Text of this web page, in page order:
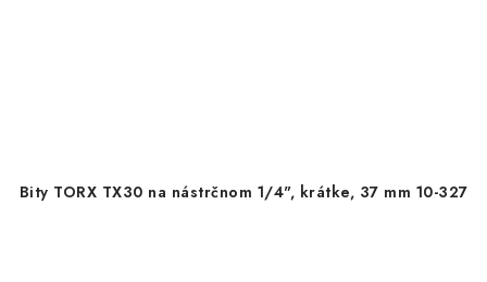
Bity TORX TX30 na nástrčnom 1/4", krátke, 37 mm 10-327